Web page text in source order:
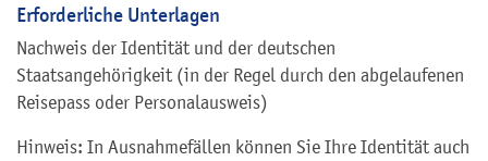
Erforderliche Unterlagen
Nachweis der Identität und der deutschen
Staatsangehörigkeit (in der Regel durch den abgelaufenen
Reisepass oder Personalausweis)
Hinweis: In Ausnahmefällen können Sie Ihre Identität auch